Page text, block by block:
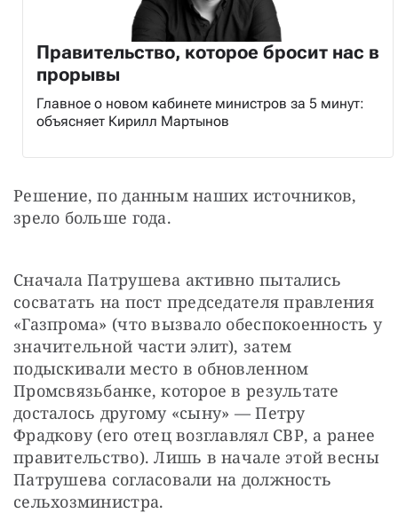
Правительство, которое бросит нас в
прорывы
Главное о новом кабинете министров за 5 минут:
объясняет Кирилл Мартынов
Решение, по данным наших источников,
зрело больше года.
Сначала Патрушева активно пытались
сосватать на пост председателя правления
«Газпрома» (что вызвало обеспокоенность у
значительной части элит), затем
подыскивали место в обновленном
Промсвязьбанке, которое в результате
досталось другому «сыну» — Петру
Фрадкову (его отец возглавлял СВР, а ранее
правительство). Лишь в начале этой весны
Патрушева согласовали на должность
сельхозминистра.